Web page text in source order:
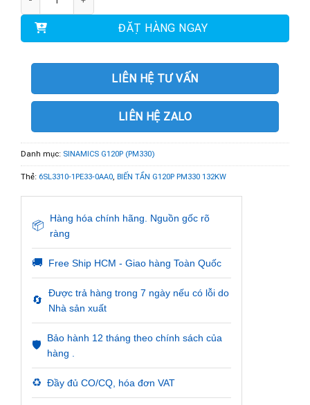
ĐẶT HÀNG NGAY
LIÊN HỆ TƯ VẤN
LIÊN HỆ ZALO
Danh mục: SINAMICS G120P (PM330)
Thẻ: 6SL3310-1PE33-0AA0, BIẾN TẦN G120P PM330 132KW
📦
Hàng hóa chính hãng. Nguồn gốc rõ
ràng
🚚 Free Ship HCM - Giao hàng Toàn Quốc
🔄
Được trả hàng trong 7 ngày nếu có lỗi do
Nhà sản xuất
🛡️
Bảo hành 12 tháng theo chính sách của
hàng .
♻️ Đầy đủ CO/CQ, hóa đơn VAT